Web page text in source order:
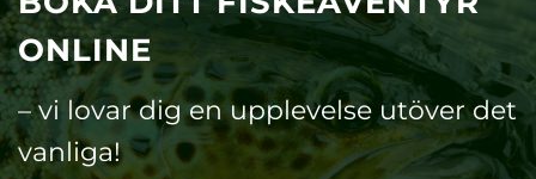
ONLINE
– vi lovar dig en upplevelse utöver det
vanliga!